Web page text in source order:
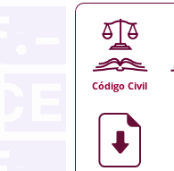
Código Civil